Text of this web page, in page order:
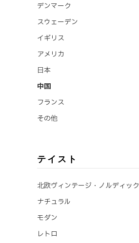
デンマーク
スウェーデン
イギリス
アメリカ
日本
中国
フランス
その他
テイスト
北欧ヴィンテージ・ノルディック
ナチュラル
モダン
レトロ